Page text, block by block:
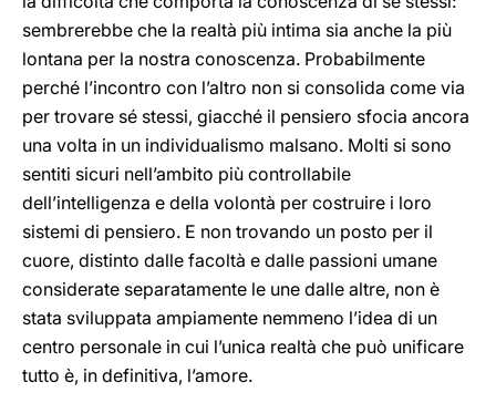
sembrerebbe che la realtà più intima sia anche la più
lontana per la nostra conoscenza. Probabilmente
perché l’incontro con l’altro non si consolida come via
per trovare sé stessi, giacché il pensiero sfocia ancora
una volta in un individualismo malsano. Molti si sono
sentiti sicuri nell’ambito più controllabile
dell’intelligenza e della volontà per costruire i loro
sistemi di pensiero. E non trovando un posto per il
cuore, distinto dalle facoltà e dalle passioni umane
considerate separatamente le une dalle altre, non è
stata sviluppata ampiamente nemmeno l’idea di un
centro personale in cui l’unica realtà che può unificare
tutto è, in definitiva, l’amore.